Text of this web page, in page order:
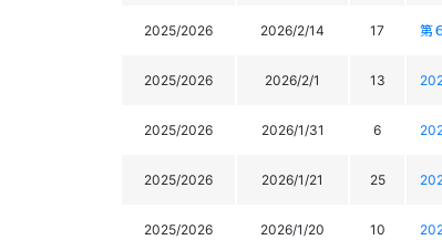
2025/2026 2026/2/14 17 第
2025/2026 2026/2/1 13
2025/2026 2026/1/31 6
2025/2026 2026/1/21 25
2025/2026 2026/1/20 10